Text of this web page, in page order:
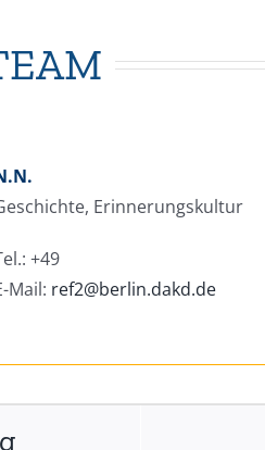
Erinnerungskultur
+49
Mail: ref2@berlin.dakd.de